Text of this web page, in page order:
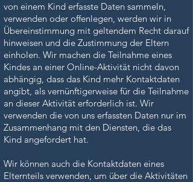
von einem Kind erfasste Daten sammeln,
verwenden oder offenlegen, werden wir in
Übereinstimmung mit geltendem Recht darauf
hinweisen und die Zustimmung der Eltern
einholen. Wir machen die Teilnahme eines
Kindes an einer Online-Aktivität nicht davon
abhängig, dass das Kind mehr Kontaktdaten
angibt, als vernünftigerweise für die Teilnahme
an dieser Aktivität erforderlich ist. Wir
verwenden die von uns erfassten Daten nur im
Zusammenhang mit den Diensten, die das
Kind angefordert hat.
Wir können auch die Kontaktdaten eines
Elternteils verwenden, um über die Aktivitäten